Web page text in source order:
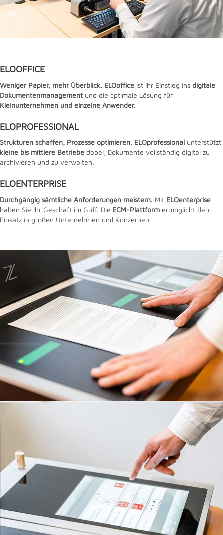
ELOOFFICE
Weniger Papier, mehr Überblick. ELOoffice ist Ihr Einstieg ins digitale
Dokumentenmanagement und die optimale Lösung für
Kleinunternehmen und einzelne Anwender.
ELOPROFESSIONAL
Strukturen schaffen, Prozesse optimieren. ELOprofessional unterstützt
kleine bis mittlere Betriebe dabei, Dokumente vollständig digital zu
archivieren und zu verwalten.
ELOENTERPRISE
Durchgängig sämtliche Anforderungen meistern. Mit ELOenterprise
haben Sie Ihr Geschäft im Griff. Die ECM-Plattform ermöglicht den
Einsatz in großen Unternehmen und Konzernen.